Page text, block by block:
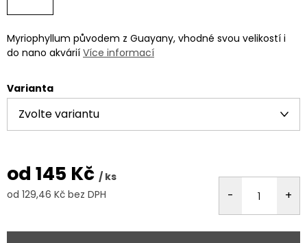
Myriophyllum původem z Guayany, vhodné svou velikostí i
do nano akvárií Více informací
Varianta
od 145 Kč / ks
od 129,46 Kč bez DPH